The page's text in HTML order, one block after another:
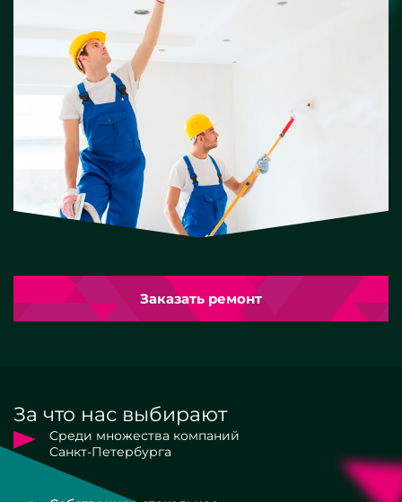
Заказать ремонт
За что нас выбирают
Среди множества компаний
Санкт-Петербурга